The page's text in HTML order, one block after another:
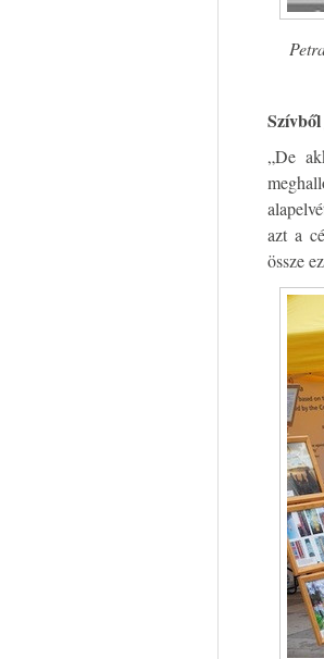
„De
azt a
össze